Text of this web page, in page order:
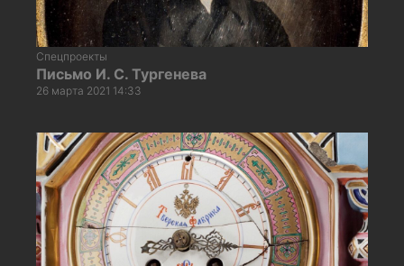
Спецпроекты
Письмо И. С. Тургенева
26 марта 2021 14:33